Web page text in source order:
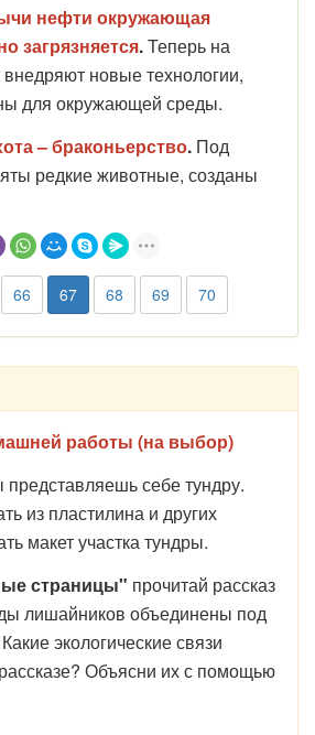
нефти окружающая
загрязняется.Теперь на
новые технологии,
для окружающей среды.
– браконьерство. Под
редкие животные, созданы
66 67 68 69 70
работы (на выбор)
представляешь себе тундру.
из пластилина и других
макет участка тундры.
страницы" прочитай рассказ
лишайников объединены под
экологические связи
Объясни их с помощью